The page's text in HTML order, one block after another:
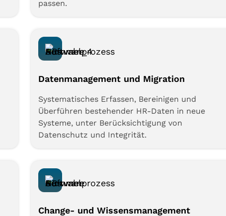
passen.
Datenmanagement und Migration
Systematisches Erfassen, Bereinigen und
Überführen bestehender HR-Daten in neue
Systeme, unter Berücksichtigung von
Datenschutz und Integrität.
Change- und Wissensmanagement